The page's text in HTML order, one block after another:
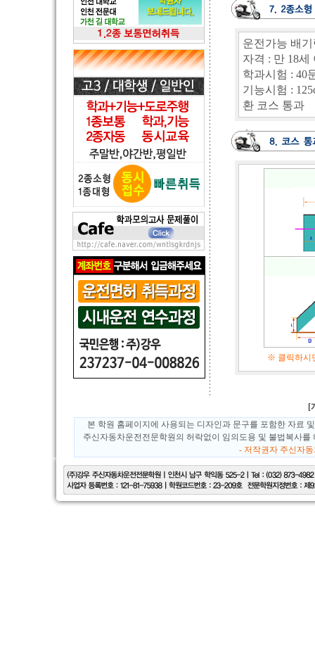
운전가능 배
자격 : 만 18세
학과시험 : 40
기능시험 :
환 코스 통과
※ 클릭하시
[
본 학원 홈페이지에 사용되는 디자인과 문구를 포함한 자료
주신자동차운전전문학원의 허락없이 임의도용 및 불법복사
- 저작권자 주신자동